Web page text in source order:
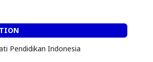
Pendidikan Indonesia